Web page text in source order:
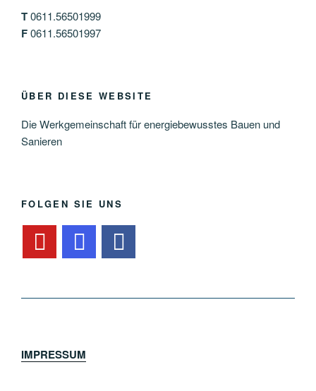
T0611.56501999
F0611.56501997
ÜBER DIESE WEBSITE
Die Werkgemeinschaft für energiebewusstes Bauen und
Sanieren
FOLGEN SIE UNS
IMPRESSUM